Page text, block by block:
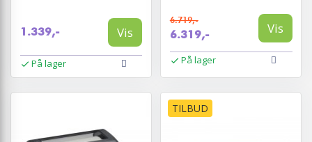
1.339,- Vis
På lager
6.719,-
6.319,- Vis
På lager
TILBUD